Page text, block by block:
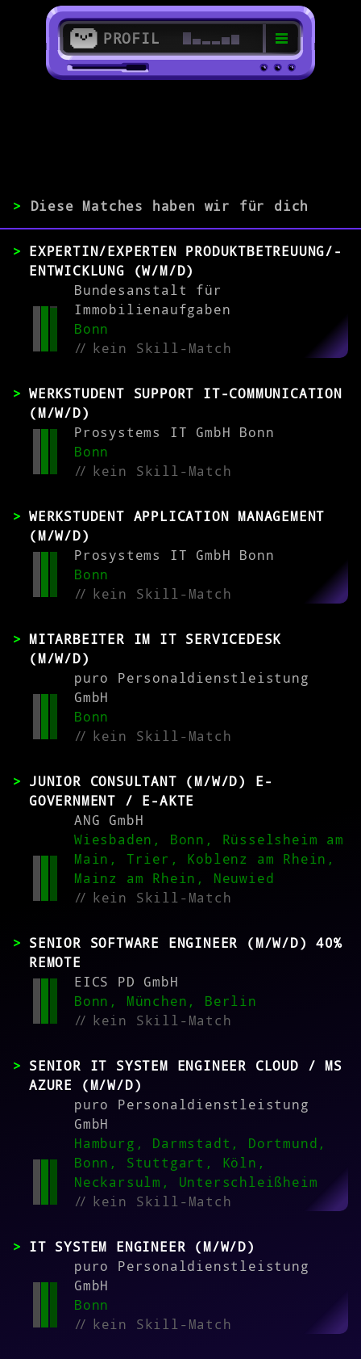
PROFIL
>
0-1 2-5 >5
> Diese Matches haben wir für dich
EXPERTIN/EXPERTEN PRODUKTBETREUUNG/-
ENTWICKLUNG (W/M/D)
Bundesanstalt für
Immobilienaufgaben
Bonn
//kein Skill-Match
WERKSTUDENT SUPPORT IT-COMMUNICATION
(M/W/D)
Prosystems IT GmbH Bonn
Bonn
//kein Skill-Match
WERKSTUDENT APPLICATION MANAGEMENT
(M/W/D)
Prosystems IT GmbH Bonn
Bonn
//kein Skill-Match
MITARBEITER IM IT SERVICEDESK
(M/W/D)
puro Personaldienstleistung
GmbH
Bonn
//kein Skill-Match
JUNIOR CONSULTANT (M/W/D) E-
GOVERNMENT / E-AKTE
ANG GmbH
Wiesbaden, Bonn, Rüsselsheim am
Main, Trier, Koblenz am Rhein,
Mainz am Rhein, Neuwied
//kein Skill-Match
SENIOR SOFTWARE ENGINEER (M/W/D) 40%
REMOTE
EICS PD GmbH
Bonn, München, Berlin
//kein Skill-Match
SENIOR IT SYSTEM ENGINEER CLOUD / MS
AZURE (M/W/D)
puro Personaldienstleistung
GmbH
Hamburg, Darmstadt, Dortmund,
Bonn, Stuttgart, Köln,
Neckarsulm, Unterschleißheim
//kein Skill-Match
IT SYSTEM ENGINEER (M/W/D)
puro Personaldienstleistung
GmbH
Bonn
//kein Skill-Match